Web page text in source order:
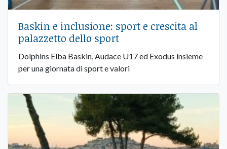
Baskin e inclusione: sport e crescita al
palazzetto dello sport
Dolphins Elba Baskin, Audace U17 ed Exodus insieme
per una giornata di sport e valori